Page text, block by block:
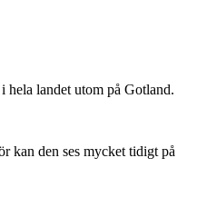
landet utom på Gotland.
kan den ses mycket tidigt på